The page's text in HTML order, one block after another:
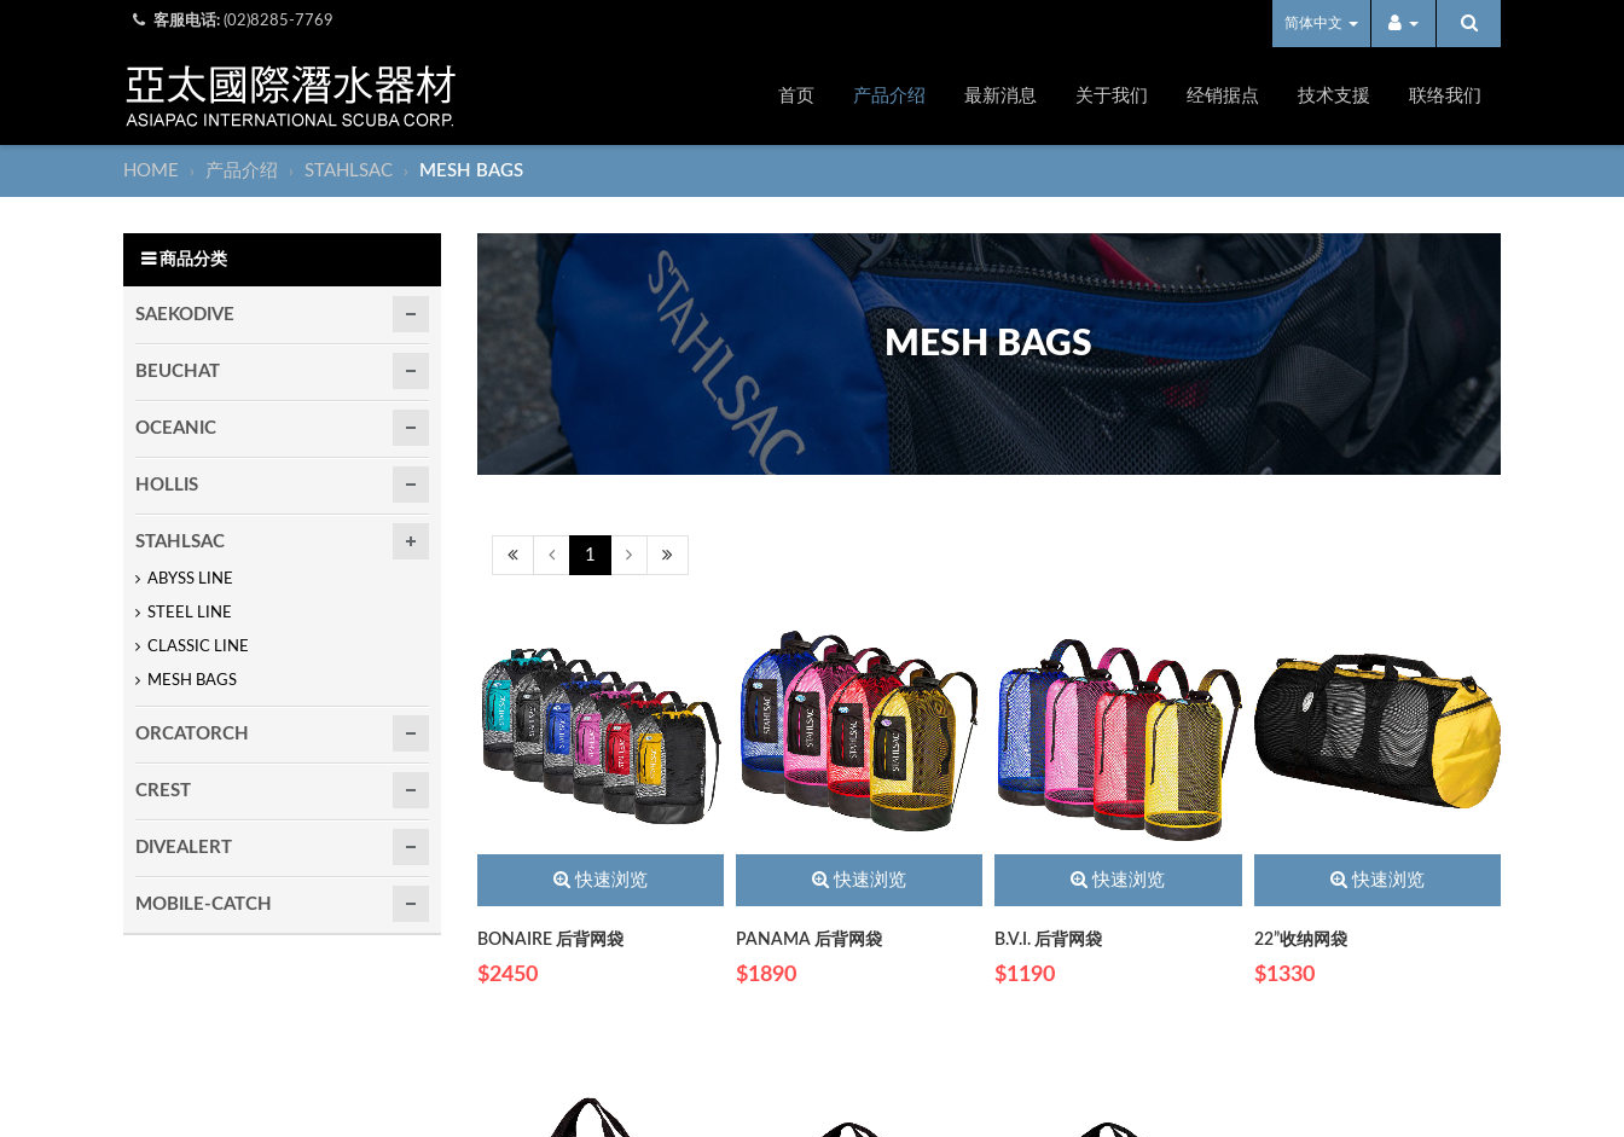
客服电话: (02)8285-7769 简体中文
首页 产品介绍 最新消息 关于我们 经销据点 技术支援 联络我们
HOME › 产品介绍 › STAHLSAC › MESH BAGS
MESH BAGS
1
快速浏览
BONAIRE 后背网袋
$2450
快速浏览
PANAMA 后背网袋
$1890
快速浏览
B.V.I. 后背网袋
$1190
快速浏览
22”收纳网袋
$1330
商品分类
SAEKODIVE
BEUCHAT
OCEANIC
HOLLIS
STAHLSAC
ABYSS LINE
STEEL LINE
CLASSIC LINE
MESH BAGS
ORCATORCH
CREST
DIVEALERT
MOBILE-CATCH